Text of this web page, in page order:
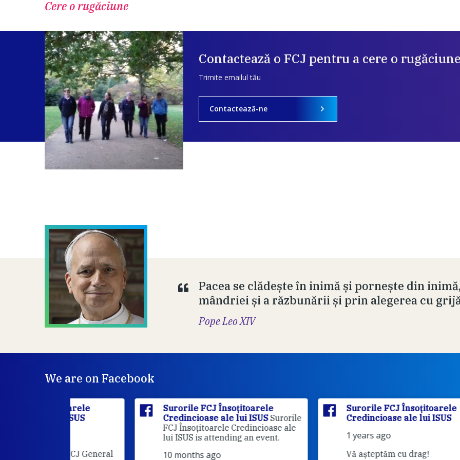
Cere o rugăciune
Contactează o FCJ pentru a cere o
Trimite emailul tău
Contactează-ne
Pacea se clădește în inimă și pornește din
mândriei și a răzbunării și prin alegerea cu
Pope Leo XIV
We are on Facebook
Surorile FCJ Însoțitoarele
Credincioase ale lui ISUSSurorile
FCJ Însoțitoarele Credincioase ale
lui ISUS is attending an event.
10 months ago
Surorile FCJ Însoțitoarele
Credincioase ale lui ISUS
Vă așteptăm cu drag!